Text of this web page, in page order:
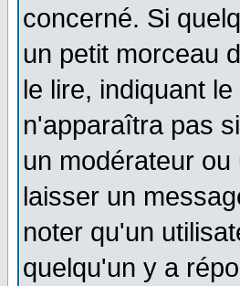
concerné. Si
un petit morceau
le lire, indiquant
n'apparaîtra pas
un modérateur
laisser un
noter qu'un
quelqu'un y a